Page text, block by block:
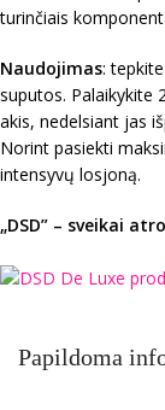
turinčiais
Naudojimas:
suputos. Palaikykite
akis, nedelsiant jas
Norint pasiekti
intensyvų losjoną.
„DSD” – sveikai
Papildoma